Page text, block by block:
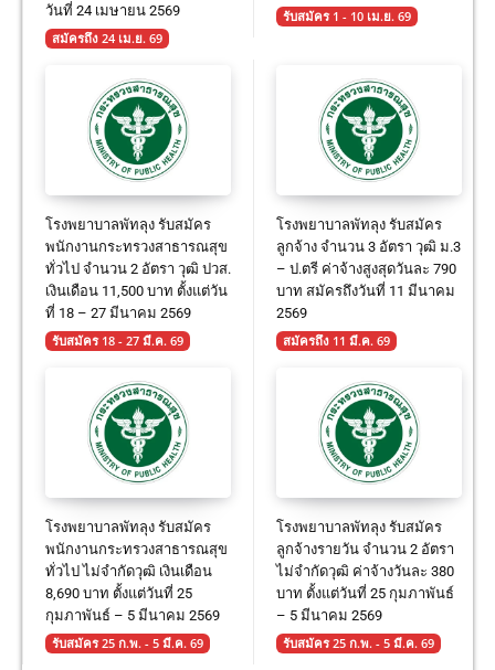
วันที่ 24 เมษายน 2569
สมัครถึง 24 เม.ย. 69
รับสมัคร 1 - 10 เม.ย. 69
โรงพยาบาลพัทลุง รับสมัคร
พนักงานกระทรวงสาธารณสุข
ทั่วไป จำนวน 2 อัตรา วุฒิ ปวส.
เงินเดือน 11,500 บาท ตั้งแต่วัน
ที่ 18 – 27 มีนาคม 2569
รับสมัคร 18 - 27 มี.ค. 69
โรงพยาบาลพัทลุง รับสมัคร
ลูกจ้าง จำนวน 3 อัตรา วุฒิ ม.3
– ป.ตรี ค่าจ้างสูงสุดวันละ 790
บาท สมัครถึงวันที่ 11 มีนาคม
2569
สมัครถึง 11 มี.ค. 69
โรงพยาบาลพัทลุง รับสมัคร
พนักงานกระทรวงสาธารณสุข
ทั่วไป ไม่จำกัดวุฒิ เงินเดือน
8,690 บาท ตั้งแต่วันที่ 25
กุมภาพันธ์ – 5 มีนาคม 2569
รับสมัคร 25 ก.พ. - 5 มี.ค. 69
โรงพยาบาลพัทลุง รับสมัคร
ลูกจ้างรายวัน จำนวน 2 อัตรา
ไม่จำกัดวุฒิ ค่าจ้างวันละ 380
บาท ตั้งแต่วันที่ 25 กุมภาพันธ์
– 5 มีนาคม 2569
รับสมัคร 25 ก.พ. - 5 มี.ค. 69